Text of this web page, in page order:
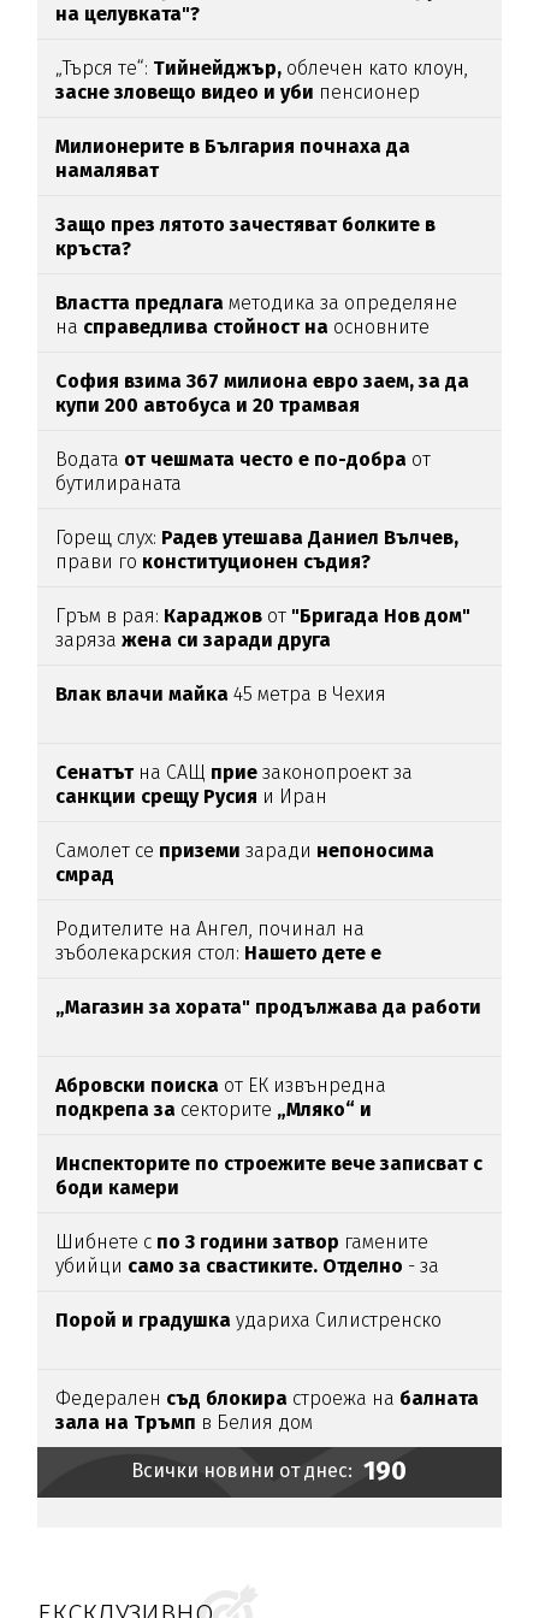
на целувката"?
„Търся те“: Тийнейджър, облечен като клоун,
засне зловещо видео и уби пенсионер
Милионерите в България почнаха да
намаляват
Защо през лятото зачестяват болките в
кръста?
Властта предлага методика за определяне
на справедлива стойност на основните
София взима 367 милиона евро заем, за да
купи 200 автобуса и 20 трамвая
Водата от чешмата често е по-добра от
бутилираната
Горещ слух: Радев утешава Даниел Вълчев,
прави го конституционен съдия?
Гръм в рая: Караджов от "Бригада Нов дом"
зарязажена си заради друга
Влак влачи майка 45 метра в Чехия
Сенатътна САЩ прие законопроект за
санкции срещу Русия и Иран
Самолет се приземи заради непоносима
смрад
Родителите на Ангел, починал на
зъболекарския стол: Нашето дете е
антидотътнаупойката
„Магазин за хората" продължава да работи
Абровски поиска от ЕК извънредна
подкрепа за секторите „Мляко“ и
Инспекторите по строежите вече записват с
боди камери
Шибнете с по 3 години затвор гамените
убийци само за свастиките. Отделно - за
Порой и градушка удариха Силистренско
Федерален съд блокира строежа на балната
зала на Тръмп в Белия дом
Всички новини от днес: 190